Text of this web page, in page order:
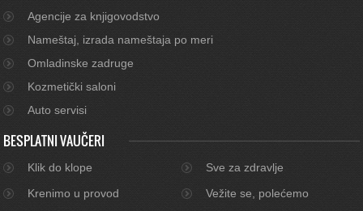
Agencije za knjigovodstvo
Nameštaj, izrada nameštaja po meri
Omladinske zadruge
Kozmetički saloni
Auto servisi
BESPLATNI VAUČERI
Klik do klope
Sve za zdravlje
Krenimo u provod
Vežite se, polećemo